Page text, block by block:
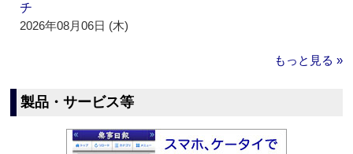
チ
2026年08月06日 (木)
もっと見る »
製品・サービス等